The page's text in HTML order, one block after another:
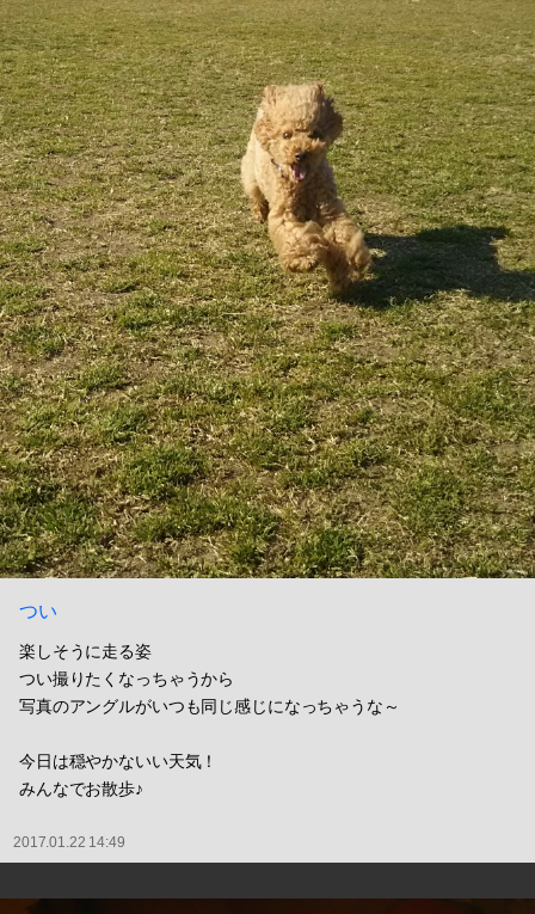
つい
楽しそうに走る姿
つい撮りたくなっちゃうから
写真のアングルがいつも同じ感じになっちゃうな～
今日は穏やかないい天気！
みんなでお散歩♪
2017.01.22 14:49